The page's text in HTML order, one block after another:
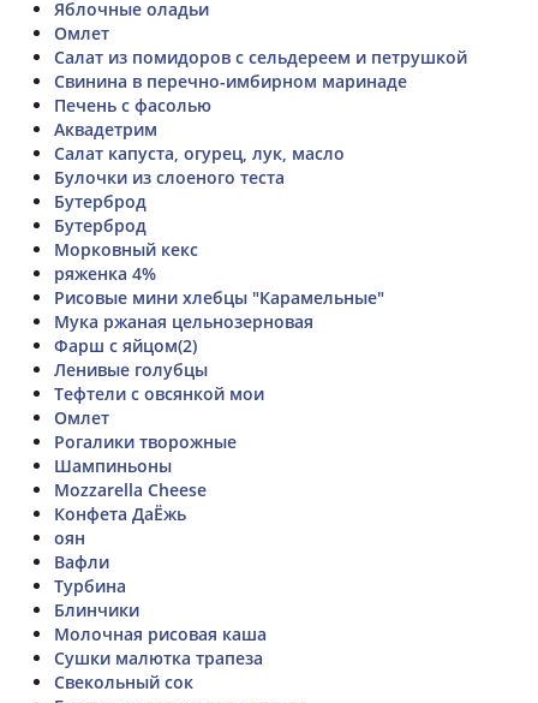
Яблочные оладьи
Омлет
Салат из помидоров с сельдереем и петрушкой
Свинина в перечно-имбирном маринаде
Печень с фасолью
Аквадетрим
Салат капуста, огурец, лук, масло
Булочки из слоеного теста
Бутерброд
Бутерброд
Морковный кекс
ряженка 4%
Рисовые мини хлебцы "Карамельные"
Мука ржаная цельнозерновая
Фарш с яйцом(2)
Ленивые голубцы
Тефтели с овсянкой мои
Омлет
Рогалики творожные
Шампиньоны
Mozzarella Cheese
Конфета ДаЁжь
оян
Вафли
Турбина
Блинчики
Молочная рисовая каша
Сушки малютка трапеза
Свекольный сок